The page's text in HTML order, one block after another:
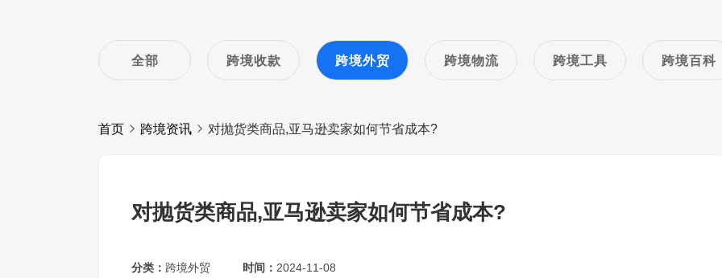
全部 跨境收款 跨境外贸 跨境物流 跨境工具 跨境百科
首页 跨境资讯 对抛货类商品,亚马逊卖家如何节省成本?
对抛货类商品,亚马逊卖家如何节省成本?
分类： 跨境外贸 时间： 2024-11-08